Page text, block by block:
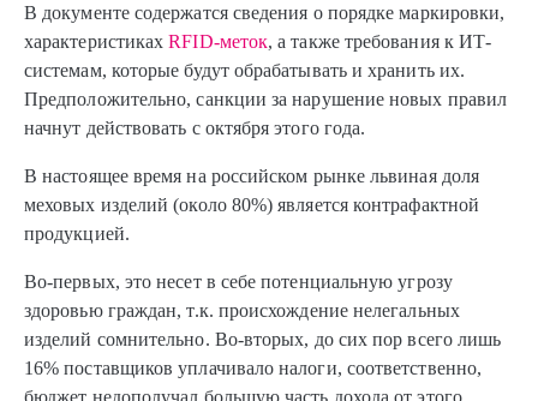
В документе содержатся сведения о порядке маркировки,
характеристикахRFID-меток, а также требования к ИТ-
системам, которые будут обрабатывать и хранить их.
Предположительно, санкции за нарушение новых правил
начнут действовать с октября этого года.
В настоящее время на российском рынке львиная доля
меховых изделий (около 80%) является контрафактной
продукцией.
Во-первых, это несет в себе потенциальную угрозу
здоровью граждан, т.к. происхождение нелегальных
изделий сомнительно. Во-вторых, до сих пор всего лишь
16% поставщиков уплачивало налоги, соответственно,
бюджет недополучал большую часть дохода от этого